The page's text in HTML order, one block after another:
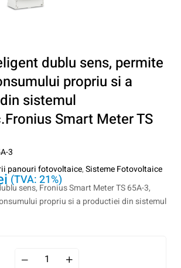
dublu sens, permite
propriu si a
sistemul
Smart Meter TS
3
panouri fotovoltaice,Sisteme Fotovoltaice
(TVA: 21%)
sens, Fronius Smart Meter TS 65A-3,
propriu si a productiei din sistemul